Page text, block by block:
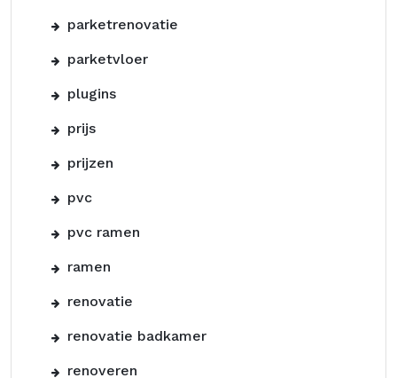
parketrenovatie
parketvloer
plugins
prijs
prijzen
pvc
pvc ramen
ramen
renovatie
renovatie badkamer
renoveren